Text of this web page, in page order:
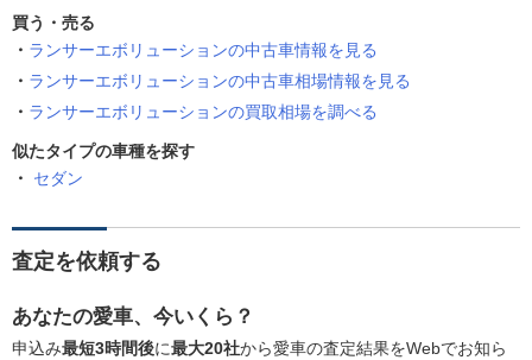
買う・売る
ランサーエボリューションの中古車情報を見る
ランサーエボリューションの中古車相場情報を見る
ランサーエボリューションの買取相場を調べる
似たタイプの車種を探す
セダン
査定を依頼する
あなたの愛車、今いくら？
申込み最短3時間後に最大20社から愛車の査定結果をWebでお知ら